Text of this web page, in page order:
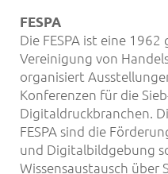
FESPA
Die FESPA ist eine
Vereinigung von
organisiert
Konferenzen für die
Digitaldruckbranchen.
FESPA sind die
und Digitalbildgebung
Wissensaustausch über